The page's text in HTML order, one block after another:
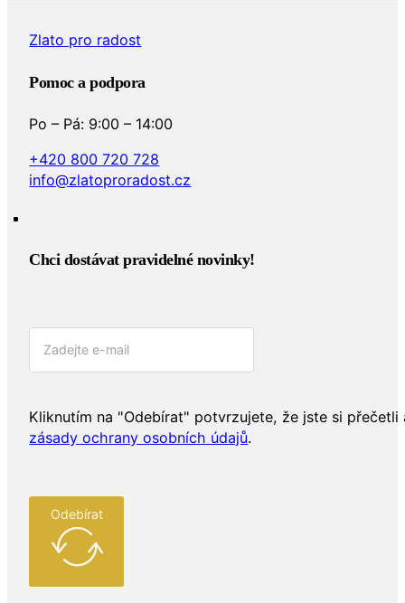
Zlato pro radost
Pomoc a podpora
Po – Pá: 9:00 – 14:00
+420 800 720 728
info@zlatoproradost.cz
Chci dostávat pravidelné novinky!​
Kliknutím na "Odebírat" potvrzujete, že jste si přečetli
zásady ochrany osobních údajů.
Odebírat